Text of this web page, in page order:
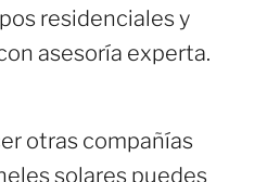
residenciales y
asesoría experta.
otras compañías
solares puedes